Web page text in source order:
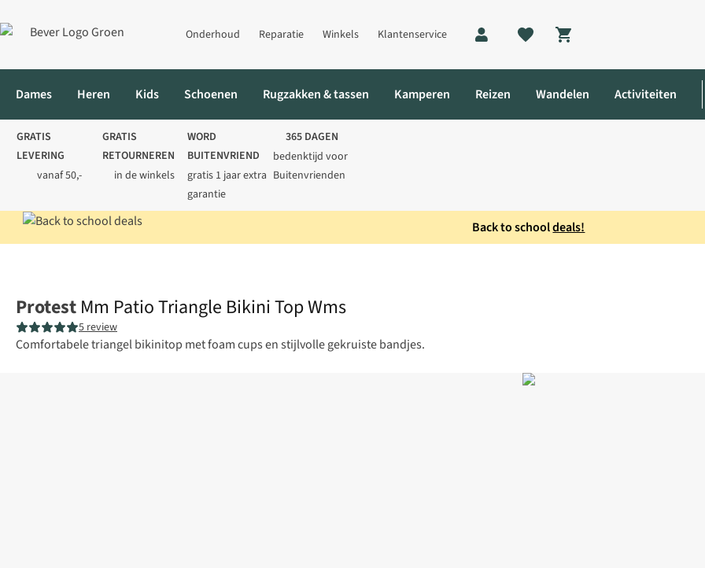
Onderhoud Reparatie Winkels Klantenservice
Shopping cart
Dames Heren Kids Schoenen Rugzakken & tassen Kamperen Reizen Wandelen Activiteiten
GRATIS
LEVERING
vanaf 50,-
GRATIS
RETOURNEREN
in de winkels
WORD
BUITENVRIEND
gratis 1 jaar extra
garantie
365 DAGEN
bedenktijd voor
Buitenvrienden
Back to schooldeals!
Protest Mm Patio Triangle Bikini Top Wms
5 review
Comfortabele triangel bikinitop met foam cups en stijlvolle gekruiste bandjes.